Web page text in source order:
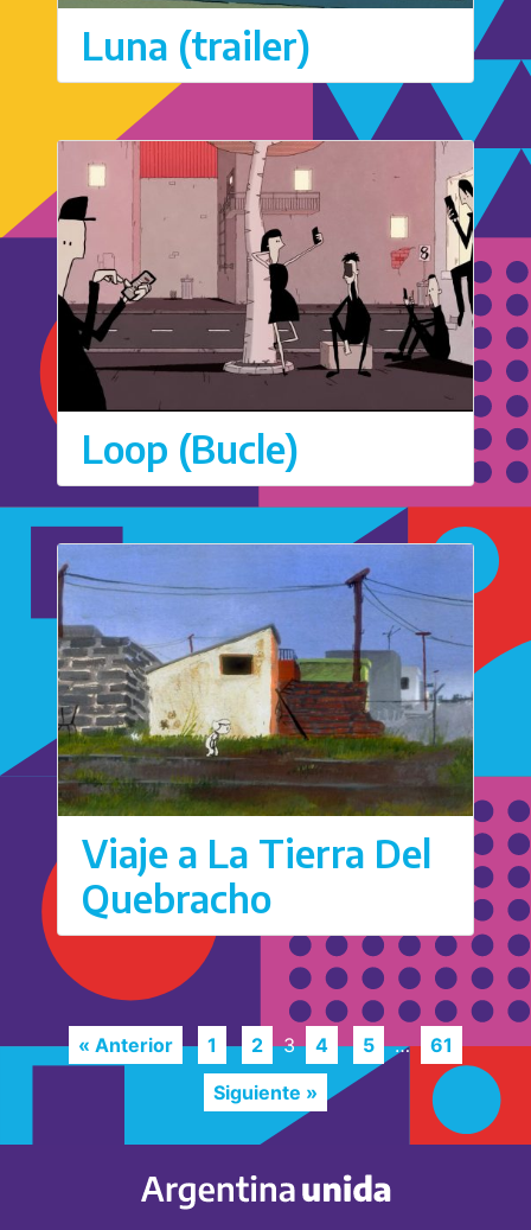
Luna (trailer)
Loop (Bucle)
Viaje a La Tierra Del
Quebracho
« Anterior 1 2 3 4 5 …
61
Siguiente »